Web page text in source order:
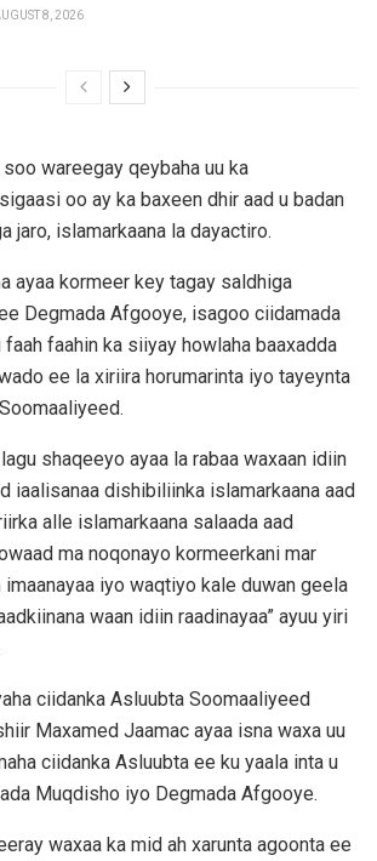
8, 2026
wareegay qeybaha uu ka
oo ay ka baxeen dhir aad u badan
jaro, islamarkaana la dayactiro.
ayaa kormeer key tagay saldhiga
Degmada Afgooye, isagoo ciidamada
faahin ka siiyay howlaha baaxadda
ee la xiriira horumarinta iyo tayeynta
shaqeeyo ayaa la rabaa waxaan idiin
iaalisanaa dishibiliinka islamarkaana aad
alle islamarkaana salaada aad
ma noqonayo kormeerkani mar
imaanayaa iyo waqtiyo kale duwan geela
waan idiin raadinayaa” ayuu yiri
ciidanka Asluubta Soomaaliyeed
Maxamed Jaamac ayaa isna waxa uu
ciidanka Asluubta ee ku yaala inta u
Muqdisho iyo Degmada Afgooye.
waxaa ka mid ah xarunta agoonta ee